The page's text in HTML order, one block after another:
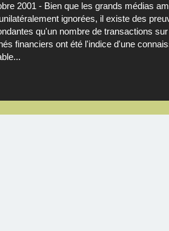
2001 - Bien que les grands médias
ignorées, il existe des
qu'un nombre de transactions
financiers ont été l'indice d'une